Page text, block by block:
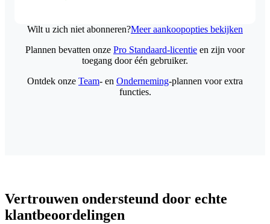
Wilt u zich niet abonneren?Meer aankoopopties bekijken
Plannen bevatten onze Pro Standaard-licentie en zijn voor
toegang door één gebruiker.
Ontdek onze Team- en Onderneming-plannen voor extra
functies.
Vertrouwen ondersteund door echte
klantbeoordelingen